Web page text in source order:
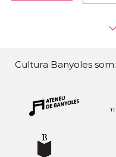
Cultura Banyoles som: